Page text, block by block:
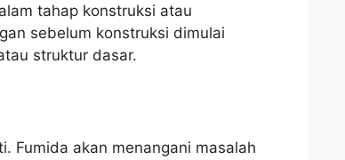
tahap konstruksi atau
sebelum konstruksi dimulai
struktur dasar.
Fumida akan menangani masalah